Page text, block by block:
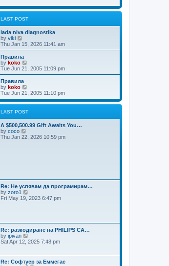
p
o
t
e
s
p
o
s
t
LAST POST
lada niva diagnostika
by viki
i
e
w
t
h
a
t
e
s
p
o
s
t
Thu Jan 15, 2026 11:41 am
Правила
by koko
e
h
e
l
a
e
s
p
Tue Jun 21, 2005 11:09 pm
Правила
by koko
e
w
t
l
t
t
Tue Jun 21, 2005 11:10 pm
LAST POST
A $500,500.99 Gift Awaits You…
by coco
i
e
s
t
t
Thu Jan 22, 2026 10:59 pm
Re: Не успявам да програмирам…
by zoro1
i
l
a
t
s
t
Fri May 19, 2023 6:47 pm
Re: разкодиране на PHILIPS CA…
by ipivan
i
h
Sat Apr 12, 2025 7:48 pm
Re: Софтуер за Еммегас